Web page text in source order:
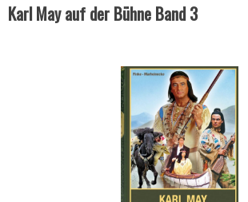
Karl May auf der Bühne Band 3